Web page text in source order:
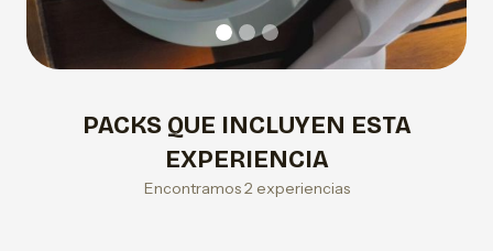
PACKS QUE INCLUYEN ESTA
EXPERIENCIA
Encontramos 2 experiencias